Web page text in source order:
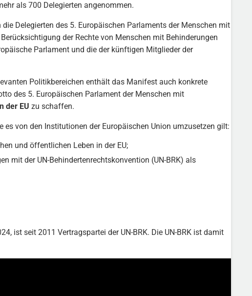
als 700 Delegierten angenommen.
Delegierten des 5. Europäischen Parlaments der Menschen mit
der Rechte von Menschen mit Behinderungen
Parlament und die der künftigen Mitglieder der
Politikbereichen enthält das Manifest auch konkrete
des 5. Europäischen Parlament der Menschen mit
der EU zu schaffen.
von den Institutionen der Europäischen Union umzusetzen gilt:
und öffentlichen Leben in der EU;
mit der UN-Behindertenrechtskonvention (UN-BRK) als
ist seit 2011 Vertragspartei der UN-BRK. Die UN-BRK ist damit